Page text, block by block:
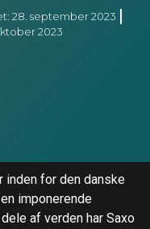
28. september 2023
2023
inden for den danske
imponerende
af verden har Saxo